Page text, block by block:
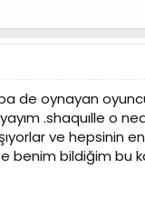
de oynayan
.shaquılle o
ve hepsinin en
benim bildiğim